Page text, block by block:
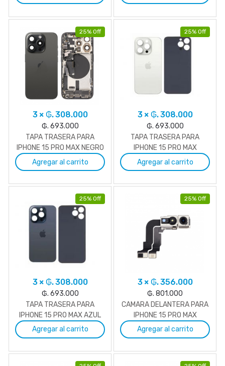
25% Off
3 × ₲. 308.000
₲. 693.000
TAPA TRASERA PARA
IPHONE 15 PRO MAX NEGRO
Agregar al carrito
25% Off
3 × ₲. 308.000
₲. 693.000
TAPA TRASERA PARA
IPHONE 15 PRO MAX
BLANCO
Agregar al carrito
25% Off
3 × ₲. 308.000
₲. 693.000
TAPA TRASERA PARA
IPHONE 15 PRO MAX AZUL
Agregar al carrito
25% Off
3 × ₲. 356.000
₲. 801.000
CAMARA DELANTERA PARA
IPHONE 15 PRO MAX
Agregar al carrito